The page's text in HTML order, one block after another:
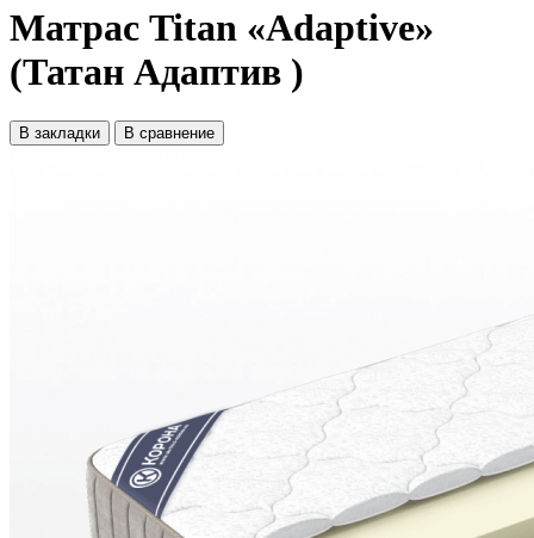
Матрас Titan «Adaptive»
(Татан Адаптив )
В закладки В сравнение